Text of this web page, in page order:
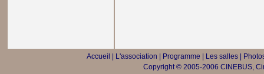
Accueil L'association Programme Les salles|
Copyright © 2005-2006 CINEBUS,